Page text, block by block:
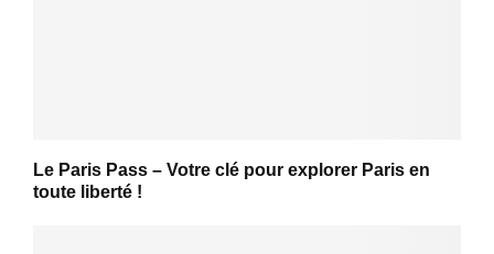
Le Paris Pass – Votre clé pour explorer Paris en
toute liberté !